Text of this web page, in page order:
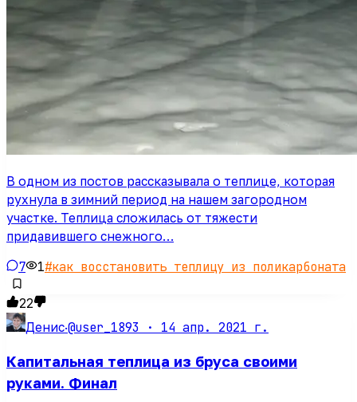
В одном из постов рассказывала о теплице, которая
рухнула в зимний период на нашем загородном
участке. Теплица сложилась от тяжести
придавившего снежного…
7 1#как восстановить теплицу из поликарбоната
22
Денис·@user_1893 · 14 апр. 2021 г.
Капитальная теплица из бруса своими
руками. Финал